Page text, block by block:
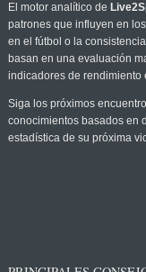
El motor analítico de
patrones que influyen en
en el fútbol o la
basan en una evaluación
indicadores de rendimiento
Siga los próximos
conocimientos basados en
estadística de su próxima